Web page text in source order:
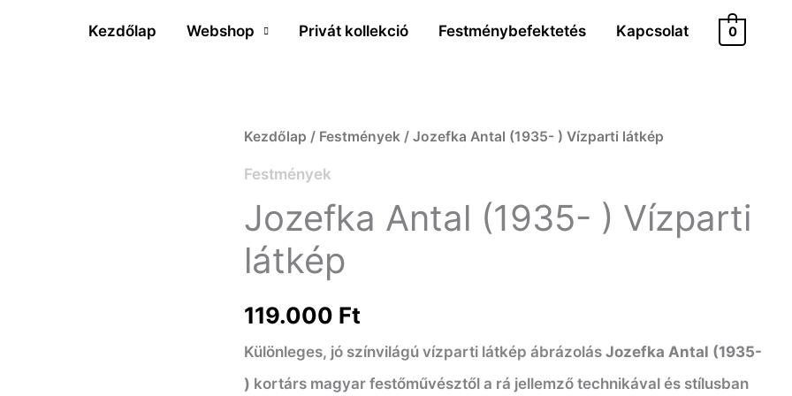
Kezdőlap Webshop Privát kollekció Festménybefektetés Kapcsolat 0
Kezdőlap / Festmények / Jozefka Antal (1935- ) Vízparti látkép
Festmények
Jozefka Antal (1935- ) Vízparti
látkép
119.000 Ft
Különleges, jó színvilágú vízparti látkép ábrázolásJozefka Antal (1935-
) kortárs magyar festőművésztől a rá jellemző technikával és stílusban
Jozefka
Antal
)
Vízparti
mennyiség